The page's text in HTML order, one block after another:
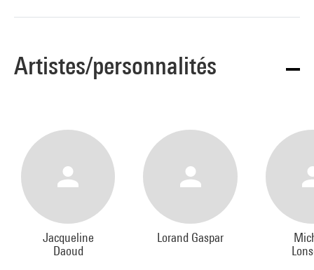
Artistes/personnalités
Jacqueline
Daoud
Lorand Gaspar